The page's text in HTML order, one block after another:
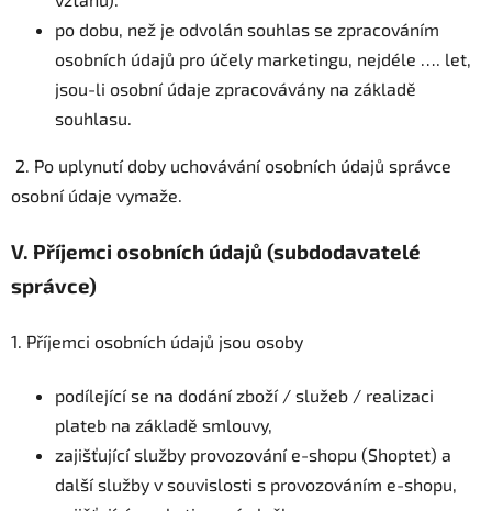
po dobu, než je odvolán souhlas se zpracováním
osobních údajů pro účely marketingu, nejdéle …. let,
jsou-li osobní údaje zpracovávány na základě
souhlasu.
2. Po uplynutí doby uchovávání osobních údajů správce
osobní údaje vymaže.
V. Příjemci osobních údajů (subdodavatelé
správce)
1. Příjemci osobních údajů jsou osoby
podílející se na dodání zboží / služeb / realizaci
plateb na základě smlouvy,
zajišťující služby provozování e-shopu (Shoptet) a
další služby v souvislosti s provozováním e-shopu,